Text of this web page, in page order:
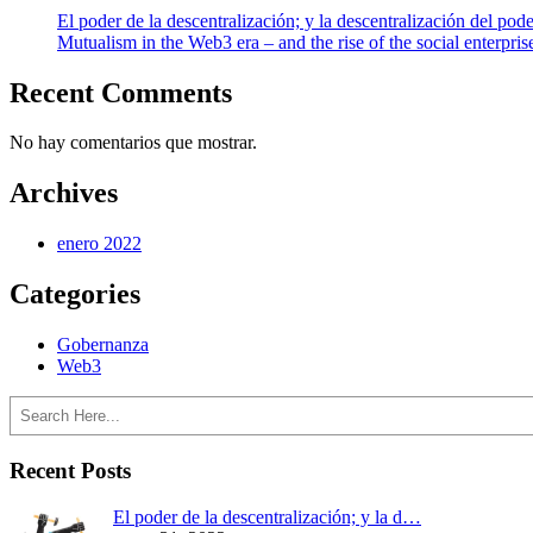
El poder de la descentralización; y la descentralización del
Mutualism in the Web3 era – and the rise of the social
Recent Comments
No hay comentarios que mostrar.
Archives
enero 2022
Categories
Gobernanza
Web3
Search
Recent Posts
El poder de la descentralización; y la d…